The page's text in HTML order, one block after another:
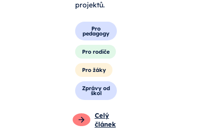
projektů.
Pro
pedagogy
Pro rodiče
Pro žáky
Zprávy od
škol
Celý
článek